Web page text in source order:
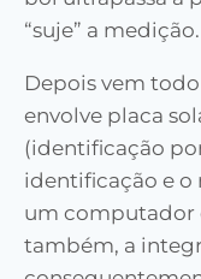
“suje” a medição.
Depois vem
envolve placa
(identificação
identificação e
um computador
também, a